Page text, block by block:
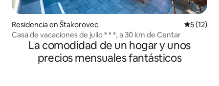
Residencia en Štakorovec
5 (12)
Casa de vacaciones de julio * * *, a 30 km de Centar
La comodidad de un hogar y unos
precios mensuales fantásticos